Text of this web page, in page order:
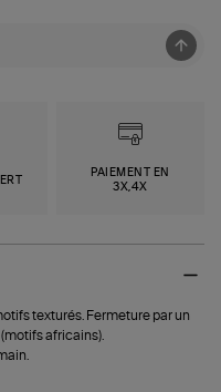
PAIEMENT EN
3X,4X
texturés. Fermeture par un
africains).